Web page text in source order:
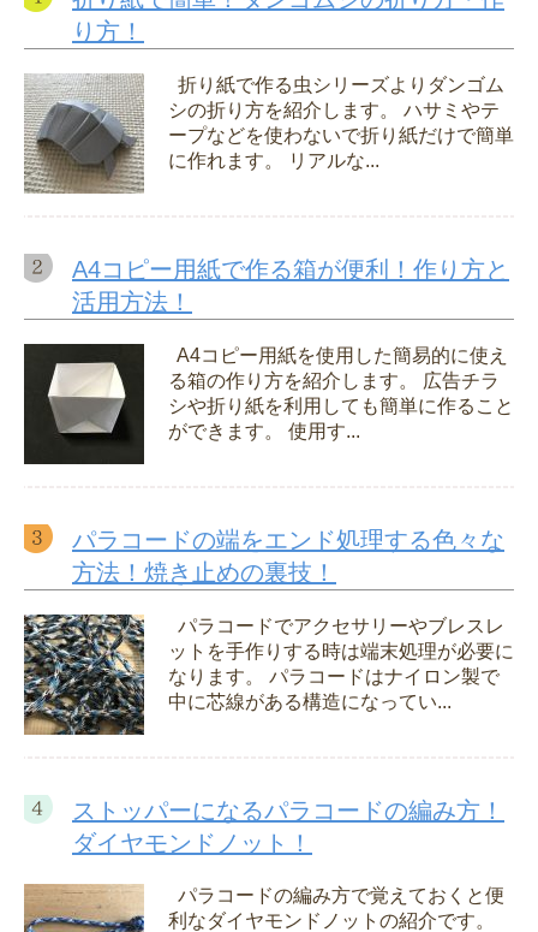
り方！
折り紙で作る虫シリーズよりダンゴム
シの折り方を紹介します。 ハサミやテ
ープなどを使わないで折り紙だけで簡単
に作れます。 リアルな...
A4コピー用紙で作る箱が便利！作り方と
活用方法！
A4コピー用紙を使用した簡易的に使え
る箱の作り方を紹介します。 広告チラ
シや折り紙を利用しても簡単に作ること
ができます。 使用す...
パラコードの端をエンド処理する色々な
方法！焼き止めの裏技！
パラコードでアクセサリーやブレスレ
ットを手作りする時は端末処理が必要に
なります。 パラコードはナイロン製で
中に芯線がある構造になってい...
ストッパーになるパラコードの編み方！
ダイヤモンドノット！
パラコードの編み方で覚えておくと便
利なダイヤモンドノットの紹介です。